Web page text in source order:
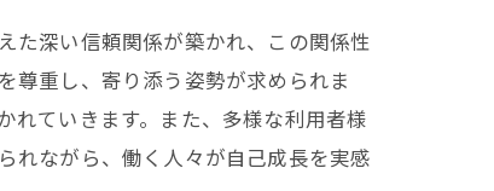
た深い信頼関係が築かれ、この関係性
尊重し、寄り添う姿勢が求められま
れていきます。また、多様な利用者様
れながら、働く人々が自己成長を実感